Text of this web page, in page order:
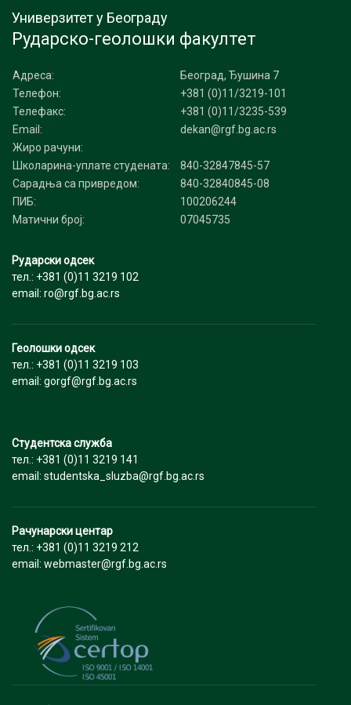
Универзитет у Београду
Рударско-геолошки факултет
Адреса:
Београд, Ђушина 7
Телефон:
+381 (0)11/3219-101
Телефакс:
+381 (0)11/3235-539
Email:
dekan@rgf.bg.ac.rs
Жиро рачуни:
Школарина-уплате студената:
840-32847845-57
Сарадња са привредом:
840-32840845-08
ПИБ:
100206244
Матични број:
07045735
Рударски одсек
тел.: +381 (0)11 3219 102
email: ro@rgf.bg.ac.rs
Геолошки одсек
тел.: +381 (0)11 3219 103
email: gorgf@rgf.bg.ac.rs
Студентска служба
тел.: +381 (0)11 3219 141
email: studentska_sluzba@rgf.bg.ac.rs
Рачунарски центар
тел.: +381 (0)11 3219 212
email: webmaster@rgf.bg.ac.rs